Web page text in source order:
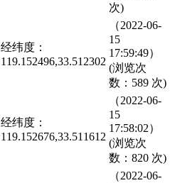
次)
经纬度：
119.152496,33.512302
（2022-06-
15
17:59:49）
(浏览次
数：589 次)
经纬度：
119.152676,33.511612
（2022-06-
15
17:58:02）
(浏览次
数：820 次)
（2022-06-